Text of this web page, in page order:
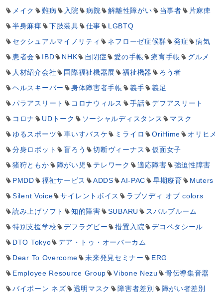
メイク
難病 入院 病院 解離性障がい 当事者
片麻痺
半身麻痺
下肢装具 仕事
LGBTQ
セクシュアルマイノリティ
ネフローゼ症候群 発症
病気
患者会
IBD NHK 自閉症 愛の手帳 療育手帳
グルメ
人材紹介会社
国際福祉機器展 福祉機器
ろう者
ヘルスキーパー
身体障害者手帳 義手
義足
パラアスリート
コロナウィルス 手話
デフアスリート
コロナ
UDトーク ソーシャルディスタンス
マスク
ゆるスポーツ
車いすバスケ ミライロ OriHime
オリヒメ
分身ロボット
盲ろう 切断ヴィーナス
仮面女子
猪狩ともか
障がい児 テレワーク 適応障害
強迫性障害
PMDD
福祉サービス ADDS AI-PAC 早期療育
Muters
Silent Voice
サイレントボイス
ラプソディ オブ colors
読み上げソフト
知的障害 SUBARU
スバルブルーム
特別支援学校
デフラグビー 措置入院
デコペタシール
DTO Tokyo
デア・トゥ・オーバーカム
Dear To Overcome
未来発見セミナー
ERG
Employee Resource Group
Vibone Nezu
骨伝導集音器
バイボーン ネズ
透明マスク 障害者差別 障がい者差別